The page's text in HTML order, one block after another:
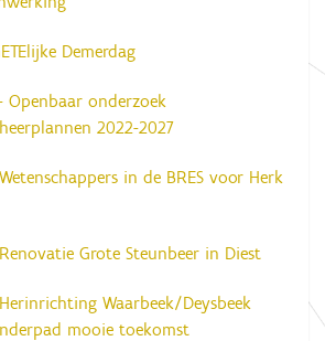
Demerdag
Openbaar onderzoek
2022-2027
in de BRES voor Herk
Grote Steunbeer in Diest
Waarbeek/Deysbeek
mooie toekomst